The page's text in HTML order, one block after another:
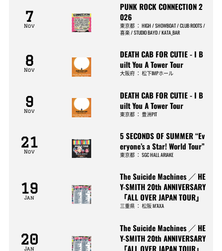
7
Nov
PUNK ROCK CONNECTION 2
026
東京都 ：HIGH / SHOWBOAT / CLUB ROOTS /
喜楽 / STUDIO BAYD / KATA_BAR
8
Nov
DEATH CAB FOR CUTIE - I B
uilt You A Tower Tour
大阪府 ：松下IMPホール
9
Nov
DEATH CAB FOR CUTIE - I B
uilt You A Tower Tour
東京都 ：豊洲PIT
21
Nov
5 SECONDS OF SUMMER “Ev
eryone’s a Star! World Tour”
東京都 ：SGC HALL ARIAKE
19
Jan
The Suicide Machines ／ HE
Y-SMITH 20th ANNIVERSARY
「ALL OVER JAPAN TOUR」
三重県 ：松阪 M’AXA
20
Jan
The Suicide Machines ／ HE
Y-SMITH 20th ANNIVERSARY
「ALL OVER JAPAN TOUR」